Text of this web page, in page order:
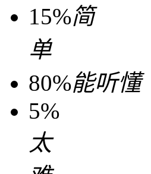
15%简
单
80%能听懂
5%
太